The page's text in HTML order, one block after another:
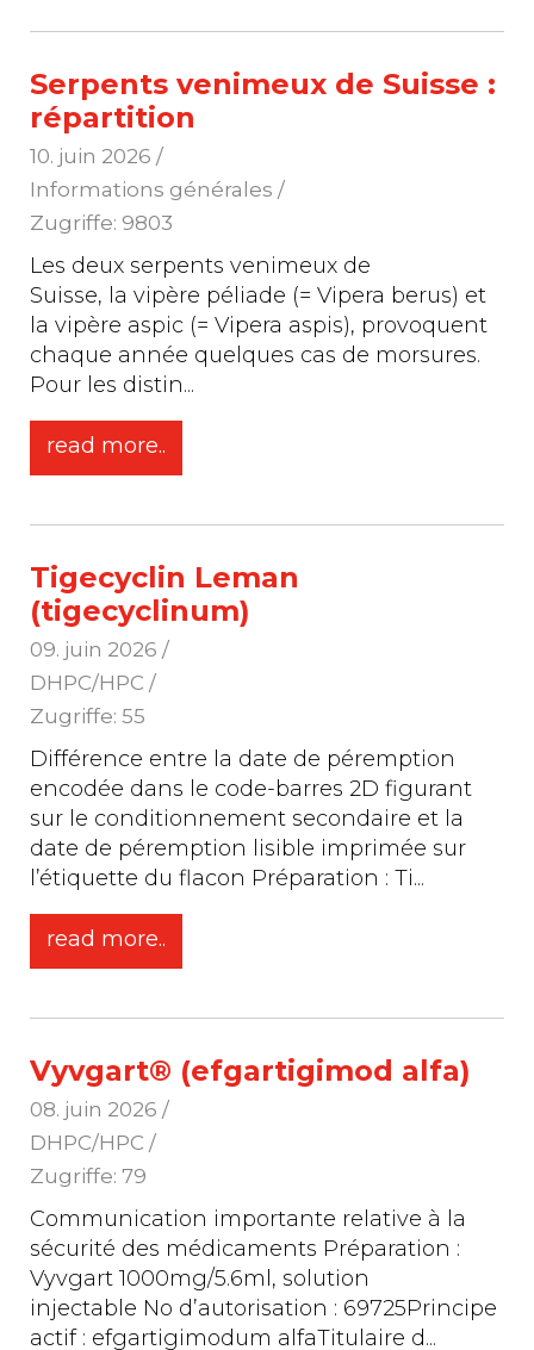
Serpents venimeux de Suisse :
répartition
10. juin 2026 /
Informations générales /
Zugriffe: 9803
Les deux serpents venimeux de
Suisse, la vipère péliade (= Vipera berus) et
la vipère aspic (= Vipera aspis), provoquent
chaque année quelques cas de morsures.
Pour les distin...
read more..
Tigecyclin Leman
(tigecyclinum)
09. juin 2026 /
DHPC/HPC /
Zugriffe: 55
Différence entre la date de péremption
encodée dans le code-barres 2D figurant
sur le conditionnement secondaire et la
date de péremption lisible imprimée sur
l’étiquette du flacon Préparation : Ti...
read more..
Vyvgart® (efgartigimod alfa)
08. juin 2026 /
DHPC/HPC /
Zugriffe: 79
Communication importante relative à la
sécurité des médicaments Préparation :
Vyvgart 1000mg/5.6ml, solution
injectable No d’autorisation : 69725Principe
actif : efgartigimodum alfaTitulaire d...